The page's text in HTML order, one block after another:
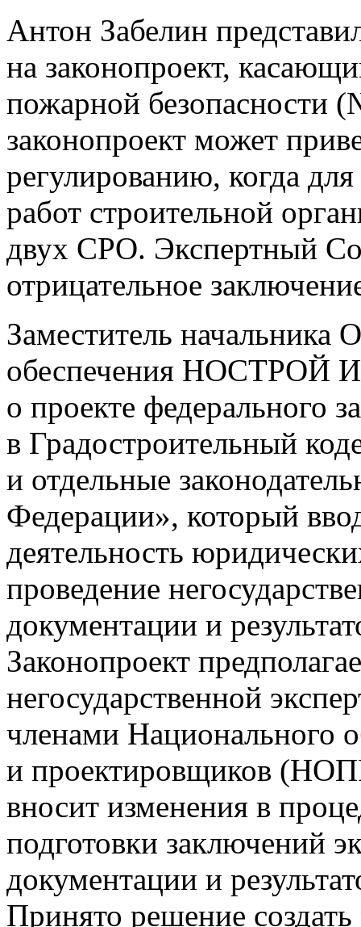
Антон Забелин
на законопроект,
пожарной безопасности
законопроект может
регулированию, когда
работ строительной
двух СРО. Экспертный
отрицательное
Заместитель начальника
обеспечения НОСТРОЙ
о проекте федерального
в Градостроительный
и отдельные
Федерации», который
деятельность
проведение
документации и
Законопроект
негосударственной
членами Национального
и проектировщиков
вносит изменения в
подготовки заключений
документации и
Принято решение